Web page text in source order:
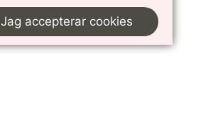
Jag accepterar cookies